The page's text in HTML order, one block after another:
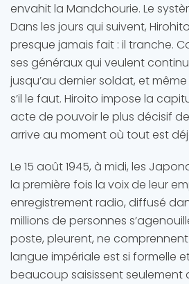
envahit la Mandchourie. Le
Dans les jours qui suivent,
presque jamais fait : il tranche.
ses généraux qui veulent
jusqu’au dernier soldat, et
s’il le faut. Hiroito impose la
acte de pouvoir le plus décisif
arrive au moment où tout est
Le 15 août 1945, à midi, les
la première fois la voix de leur
enregistrement radio, diffusé
millions de personnes
poste, pleurent, ne
langue impériale est si formelle
beaucoup saisissent seulement